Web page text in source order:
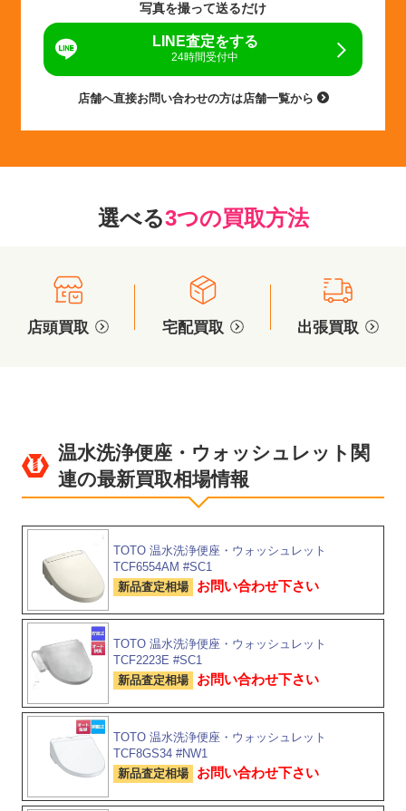
写真を撮って送るだけ
LINE査定をする
24時間受付中
店舗へ直接お問い合わせの方は店舗一覧から
選べる3つの買取方法
店頭買取 宅配買取 出張買取
温水洗浄便座・ウォッシュレット関
連の最新買取相場情報
TOTO 温水洗浄便座・ウォッシュレット
TCF6554AM #SC1
新品査定相場 お問い合わせ下さい
TOTO 温水洗浄便座・ウォッシュレット
TCF2223E #SC1
新品査定相場 お問い合わせ下さい
TOTO 温水洗浄便座・ウォッシュレット
TCF8GS34 #NW1
新品査定相場 お問い合わせ下さい